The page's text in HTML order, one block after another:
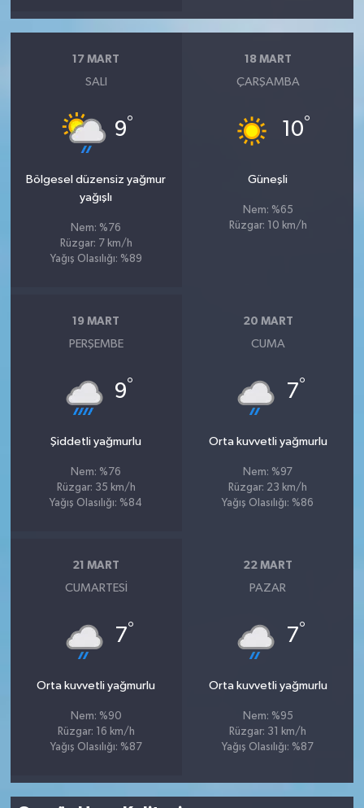
17 MART
SALI
9°
Bölgesel düzensiz yağmur
yağışlı
Nem: %76
Rüzgar: 7 km/h
Yağış Olasılığı: %89
18 MART
ÇARŞAMBA
10°
Güneşli
Nem: %65
Rüzgar: 10 km/h
19 MART
PERŞEMBE
9°
Şiddetli yağmurlu
Nem: %76
Rüzgar: 35 km/h
Yağış Olasılığı: %84
20 MART
CUMA
7°
Orta kuvvetli yağmurlu
Nem: %97
Rüzgar: 23 km/h
Yağış Olasılığı: %86
21 MART
CUMARTESI
7°
Orta kuvvetli yağmurlu
Nem: %90
Rüzgar: 16 km/h
Yağış Olasılığı: %87
22 MART
PAZAR
7°
Orta kuvvetli yağmurlu
Nem: %95
Rüzgar: 31 km/h
Yağış Olasılığı: %87